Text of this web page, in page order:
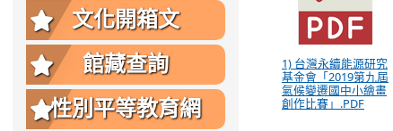
1) 台灣永續能源研究
基金會「2019第九屆
氣候變遷國中小繪畫
創作比賽」.PDF
文化開箱文
館藏查詢
性別平等教育網